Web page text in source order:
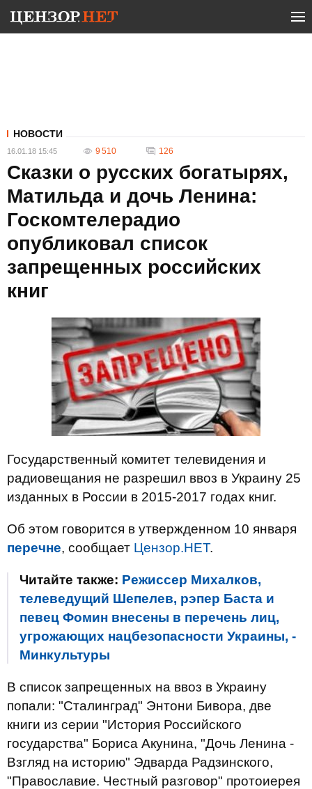
НОВОСТИ
16.01.18 15:45 9 510 126
Сказки о русских богатырях,
Матильда и дочь Ленина:
Госкомтелерадио
опубликовал список
запрещенных российских
книг
Государственный комитет телевидения и
радиовещания не разрешил ввоз в Украину 25
изданных в России в 2015-2017 годах книг.
Об этом говорится в утвержденном 10 января
перечне, сообщает Цензор.НЕТ.
Читайте также: Режиссер Михалков,
телеведущий Шепелев, рэпер Баста и
певец Фомин внесены в перечень лиц,
угрожающих нацбезопасности Украины, -
Минкультуры
В список запрещенных на ввоз в Украину
попали: "Сталинград" Энтони Бивора, две
книги из серии "История Российского
государства" Бориса Акунина, "Дочь Ленина -
Взгляд на историю" Эдварда Радзинского,
"Православие. Честный разговор" протоиерея